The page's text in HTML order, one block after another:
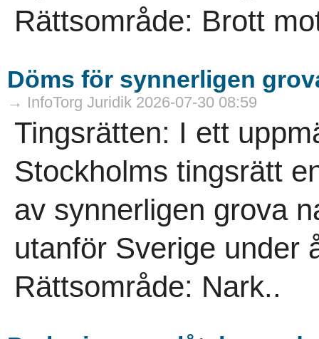
Rättsområde: Brott
Döms för synnerligen
→ InfoTorg Juridik 2026-07-30 08:59
Tingsrätten: I ett
Stockholms tingsrätt
av synnerligen grova
utanför Sverige under
Rättsområde: Nark..